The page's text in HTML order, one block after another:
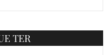
TER